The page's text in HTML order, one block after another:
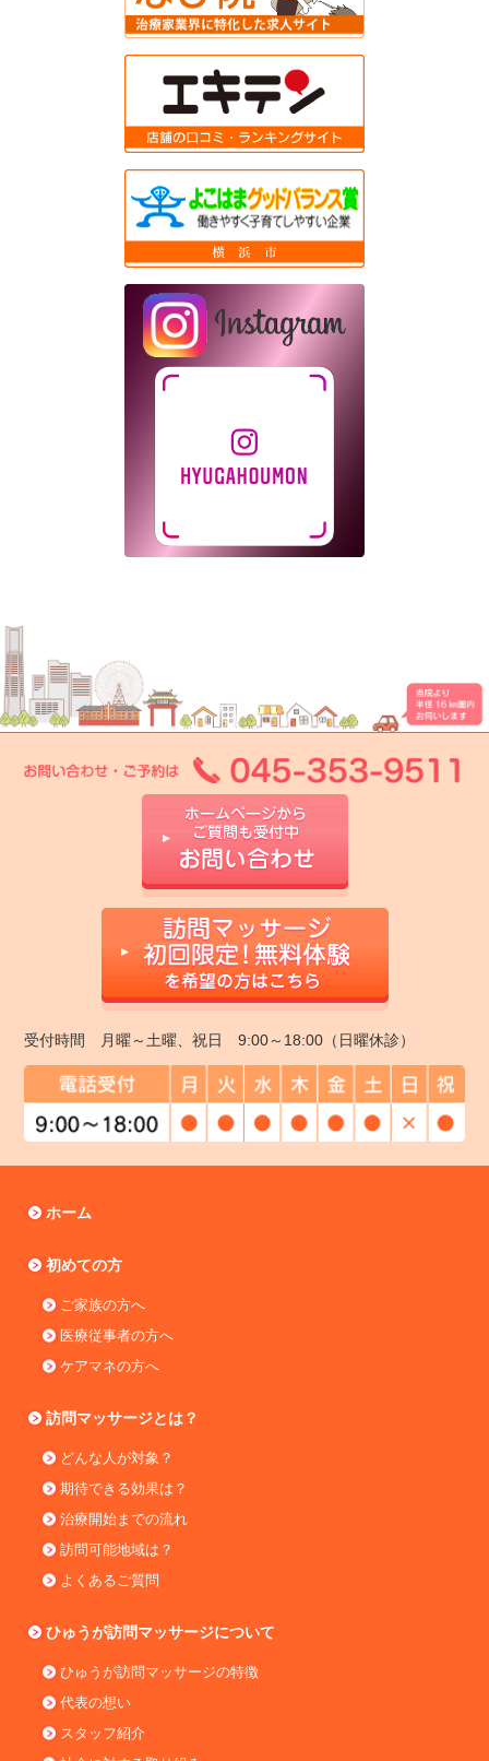
受付時間 月曜～土曜、祝日 9:00～18:00（日曜休診）
ホーム
初めての方
ご家族の方へ
医療従事者の方へ
ケアマネの方へ
訪問マッサージとは？
どんな人が対象？
期待できる効果は？
治療開始までの流れ
訪問可能地域は？
よくあるご質問
ひゅうが訪問マッサージについて
ひゅうが訪問マッサージの特徴
代表の想い
スタッフ紹介